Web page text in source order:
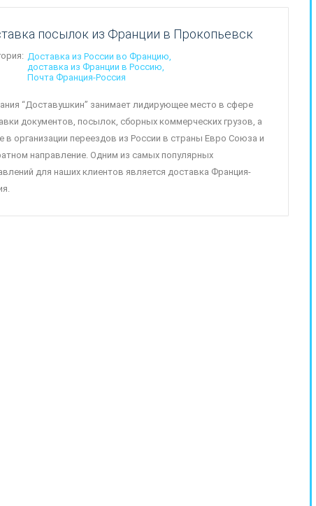
посылок из Франции в Прокопьевск
Доставка из России во Францию
доставка из Франции в Россию
Почта Франция-Россия
“Доставушкин” занимает лидирующее место в сфере
документов, посылок, сборных коммерческих грузов, а
в организации переездов из России в страны Евро Союза и
направление. Одним из самых популярных
для наших клиентов является доставка Франция-